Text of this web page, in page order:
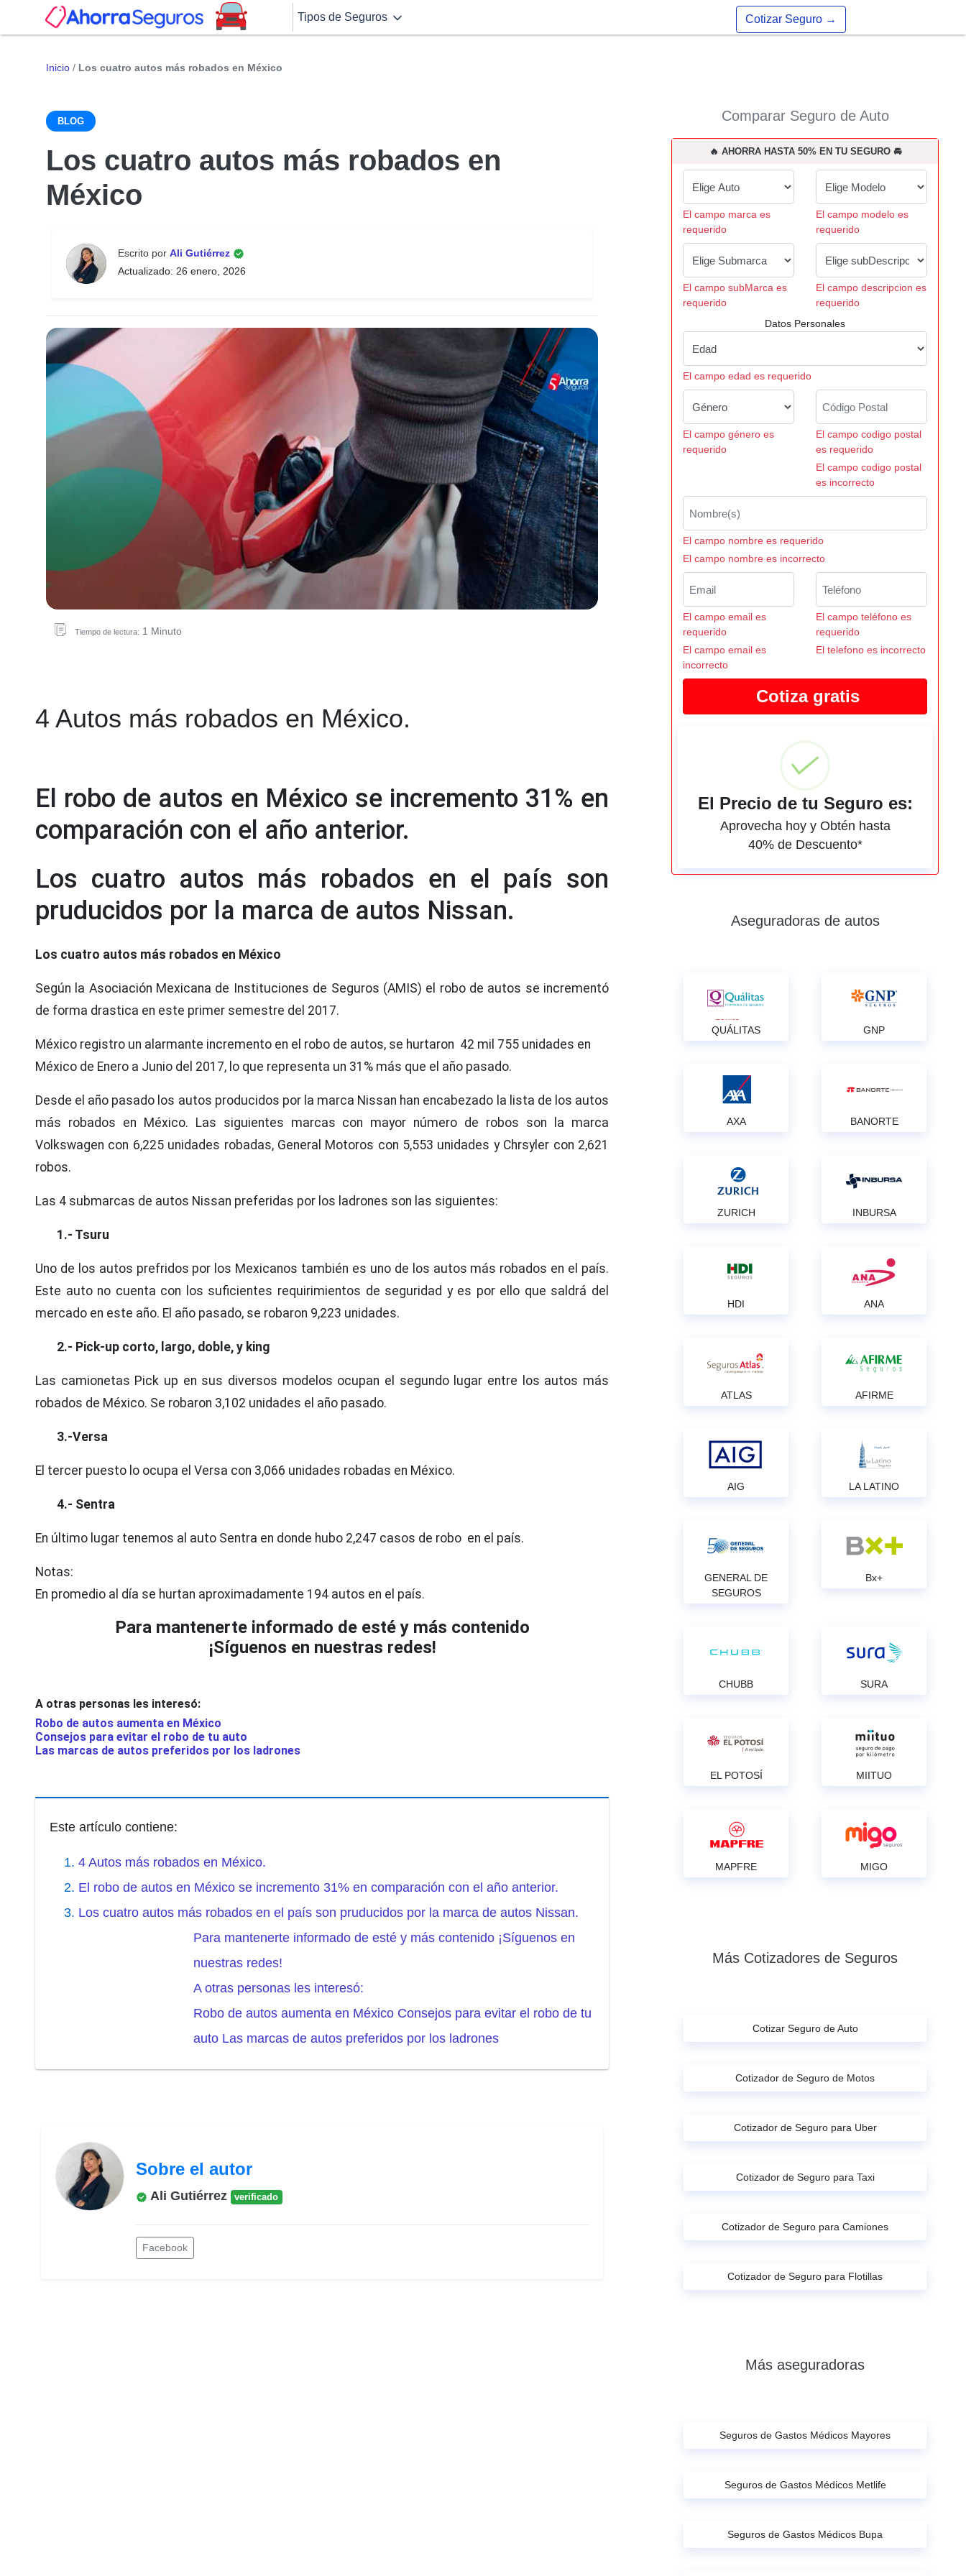
Tipos de Seguros Cotizar Seguro →
Inicio / Los cuatro autos más robados en México
BLOG
Los cuatro autos más robados en
México
Escrito por Ali Gutiérrez
Actualizado: 26 enero, 2026
Tiempo de lectura: 1 Minuto
4 Autos más robados en México.
El robo de autos en México se incremento 31% en
comparación con el año anterior.
Los cuatro autos más robados en el país son
pruducidos por la marca de autos Nissan.
Los cuatro autos más robados en México
Según la Asociación Mexicana de Instituciones de Seguros (AMIS) el robo de autos se incrementó
de forma drastica en este primer semestre del 2017.
México registro un alarmante incremento en el robo de autos, se hurtaron 42 mil 755 unidades en
México de Enero a Junio del 2017, lo que representa un 31% más que el año pasado.
Desde el año pasado los autos producidos por la marca Nissan han encabezado la lista de los autos
más robados en México. Las siguientes marcas con mayor número de robos son la marca
Volkswagen con 6,225 unidades robadas, General Motoros con 5,553 unidades y Chrsyler con 2,621
robos.
Las 4 submarcas de autos Nissan preferidas por los ladrones son las siguientes:
1.- Tsuru
Uno de los autos prefridos por los Mexicanos también es uno de los autos más robados en el país.
Este auto no cuenta con los suficientes requirimientos de seguridad y es por ello que saldrá del
mercado en este año. El año pasado, se robaron 9,223 unidades.
2.- Pick-up corto, largo, doble, y king
Las camionetas Pick up en sus diversos modelos ocupan el segundo lugar entre los autos más
robados de México. Se robaron 3,102 unidades el año pasado.
3.-Versa
El tercer puesto lo ocupa el Versa con 3,066 unidades robadas en México.
4.- Sentra
En último lugar tenemos al auto Sentra en donde hubo 2,247 casos de robo en el país.
Notas:
En promedio al día se hurtan aproximadamente 194 autos en el país.
Para mantenerte informado de esté y más contenido
¡Síguenos en nuestras redes!
A otras personas les interesó:
Robo de autos aumenta en México
Consejos para evitar el robo de tu auto
Las marcas de autos preferidos por los ladrones
Este artículo contiene:
4 Autos más robados en México.
El robo de autos en México se incremento 31% en comparación con el año anterior.
Los cuatro autos más robados en el país son pruducidos por la marca de autos Nissan.
Para mantenerte informado de esté y más contenido ¡Síguenos en
nuestras redes!
A otras personas les interesó:
Robo de autos aumenta en México Consejos para evitar el robo de tu
auto Las marcas de autos preferidos por los ladrones
Sobre el autor
Ali Gutiérrez verificado
Facebook
Comparar Seguro de Auto
🔥 AHORRA HASTA 50% EN TU SEGURO 🚘
El campo marca es
requerido
El campo modelo es
requerido
El campo subMarca es
requerido
El campo descripcion es
requerido
Datos Personales
El campo edad es requerido
El campo género es
requerido
El campo codigo postal
es requerido
El campo codigo postal
es incorrecto
El campo nombre es requerido
El campo nombre es incorrecto
El campo email es
requerido
El campo email es
incorrecto
El campo teléfono es
requerido
El telefono es incorrecto
El Precio de tu Seguro es:
Aprovecha hoy y Obtén hasta
40% de Descuento*
Aseguradoras de autos
QUÁLITAS GNP
AXA BANORTE
ZURICH INBURSA
HDI ANA
ATLAS AFIRME
AIG LA LATINO
GENERAL DE
SEGUROS
Bx+
CHUBB SURA
EL POTOSÍ MIITUO
MAPFRE MIGO
Más Cotizadores de Seguros
Cotizar Seguro de Auto
Cotizador de Seguro de Motos
Cotizador de Seguro para Uber
Cotizador de Seguro para Taxi
Cotizador de Seguro para Camiones
Cotizador de Seguro para Flotillas
Más aseguradoras
Seguros de Gastos Médicos Mayores
Seguros de Gastos Médicos Metlife
Seguros de Gastos Médicos Bupa